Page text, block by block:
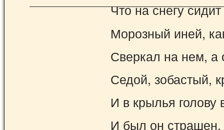
Что на снегу
Морозный иней,
Сверкал на нем, а
Седой, зобастый,
И в крылья голову
И был он страшен,